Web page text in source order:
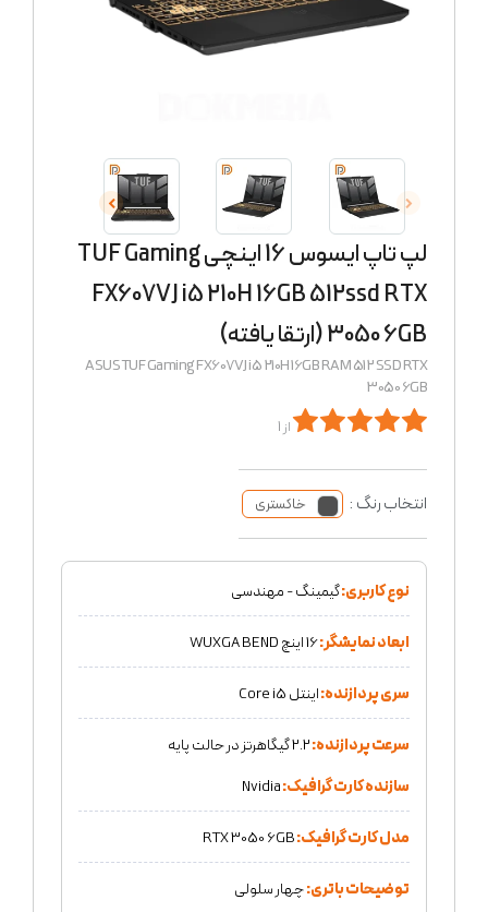
لپ تاپ ایسوس 16 اینچی TUF Gaming
FX607VJ i5 210H 16GB 512ssd RTX
3050 6GB (ارتقا یافته)
ASUS TUF Gaming FX607VJ i5 210H 16GB RAM 512 SSD RTX
3050 6GB
از 1
انتخاب رنگ : خاکستری
نوع کاربری:گیمینگ - مهندسی
ابعاد نمایشگر:16 اینچ WUXGA BEND
سری پردازنده:اینتل Core i5
سرعت پردازنده:2.2 گیگاهرتز در حالت پایه
سازنده کارت گرافیک:Nvidia
مدل کارت گرافیک:RTX 3050 6GB
توضیحات باتری:چهار سلولی